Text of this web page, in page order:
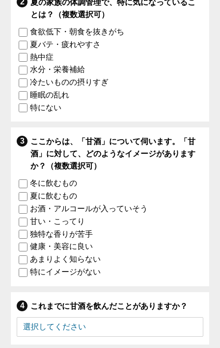
夏の家族の体調管理で、特に気になっているこ
とは？（複数選択可）
食欲低下・朝食を抜きがち
夏バテ・疲れやすさ
熱中症
水分・栄養補給
冷たいものの摂りすぎ
睡眠の乱れ
特にない
ここからは、「甘酒」について伺います。「甘
酒」に対して、どのようなイメージがあります
か？（複数選択可）
冬に飲むもの
夏に飲むもの
お酒・アルコールが入っていそう
甘い・こってり
独特な香りが苦手
健康・美容に良い
あまりよく知らない
特にイメージがない
これまでに甘酒を飲んだことがありますか？